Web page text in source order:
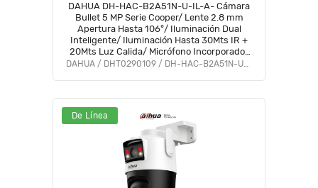
DAHUA DH-HAC-B2A51N-U-IL-A- Cámara
Bullet 5 MP Serie Cooper/ Lente 2.8 mm
Apertura Hasta 106°/ Iluminación Dual
Inteligente/ Iluminación Hasta 30Mts IR +
20Mts Luz Calida/ Micrófono Incorporado/
Metal/ Para Exterior IP67 #OD #CD #CODDAHUA / DHT0290109 / DH-HAC-B2A51N-U-IL-A
De Línea